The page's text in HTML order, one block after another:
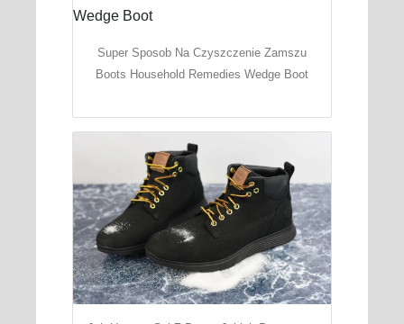
Super Sposob Na Czyszczenie Zamszu
Boots Household Remedies Wedge Boot